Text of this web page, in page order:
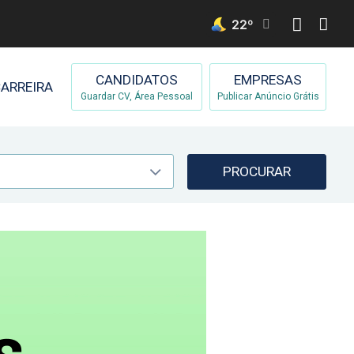
22º
CANDIDATOS
Guardar CV, Área Pessoal
EMPRESAS
Publicar Anúncio Grátis
PROCURAR